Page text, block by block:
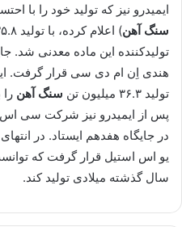
ایمیدرو نیز که تولید خود را با
سنگ آهن
تولیدکننده این ماده معدنی شد.
تولید ۳۶.۳ میلیون تن
سنگ آهن
در جایگاه هفدهم ایستاد. در
یو اس استیل قرار گرفت که توانست ۲۵.۳
سال گذشته میلادی تولید کند.